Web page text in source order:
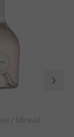
/ Miraval